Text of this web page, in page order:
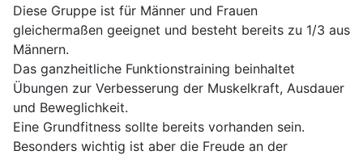
Diese Gruppe ist für Männer und Frauen
gleichermaßen geeignet und besteht bereits zu 1/3 aus
Männern.
Das ganzheitliche Funktionstraining beinhaltet
Übungen zur Verbesserung der Muskelkraft, Ausdauer
und Beweglichkeit.
Eine Grundfitness sollte bereits vorhanden sein.
Besonders wichtig ist aber die Freude an der